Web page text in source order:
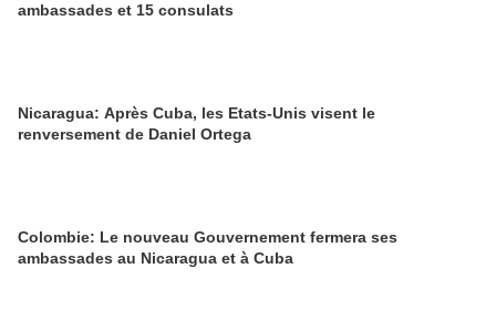
ambassades et 15 consulats
Nicaragua: Après Cuba, les Etats-Unis visent le
renversement de Daniel Ortega
Colombie: Le nouveau Gouvernement fermera ses
ambassades au Nicaragua et à Cuba